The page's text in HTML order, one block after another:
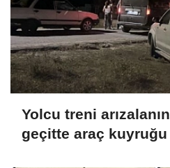
Yolcu treni
geçitte araç